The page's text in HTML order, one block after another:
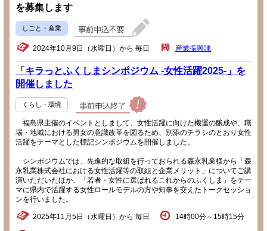
を募集します
しごと・産業
2024年10月9日（水曜日）から 毎日 産業振興課
「キラっとふくしまシンポジウム -女性活躍2025-」を
開催しました
くらし・環境
福島県主催のイベントとしまして、女性活躍に向けた機運の醸成や、職
場・地域における男女の意識改革を図るため、別添のチラシのとおり女性
活躍をテーマとした標記シンポジウムを開催しました。
シンポジウムでは、先進的な取組を行っておられる森永乳業様から「森
永乳業株式会社における女性活躍等の取組と企業メリット」についてご講
演いただいたほか、「若者・女性に選ばれるこれからのふくしま」をテー
マに県内で活躍する女性ロールモデルの方や知事を交えたトークセッショ
ンを行いました。
2025年11月5日（水曜日）から 毎日 14時00分～15時15分